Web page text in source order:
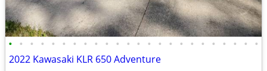
• • • • • • • • • • • • • • • • • • • • • • • •
2022 Kawasaki KLR 650 Adventure